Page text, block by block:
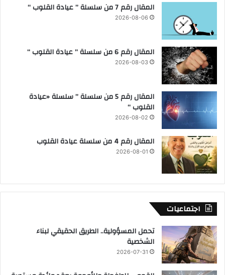
المقال رقم 7 من سلسلة ” عيادة القلوب “
2026-08-06
المقال رقم 6 من سلسلة ” عيادة القلوب “
2026-08-03
المقال رقم 5 من سلسلة ” سلسلة «عيادة
القلوب “
2026-08-02
المقال رقم 4 من سلسلة عيادة القلوب
2026-08-01
اجتماعيات
تحمل المسؤولية.. الطريق الحقيقي لبناء
الشخصية
2026-07-31